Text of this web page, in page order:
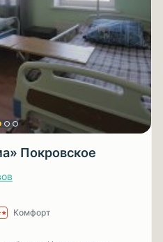
Покровское
Комфорт